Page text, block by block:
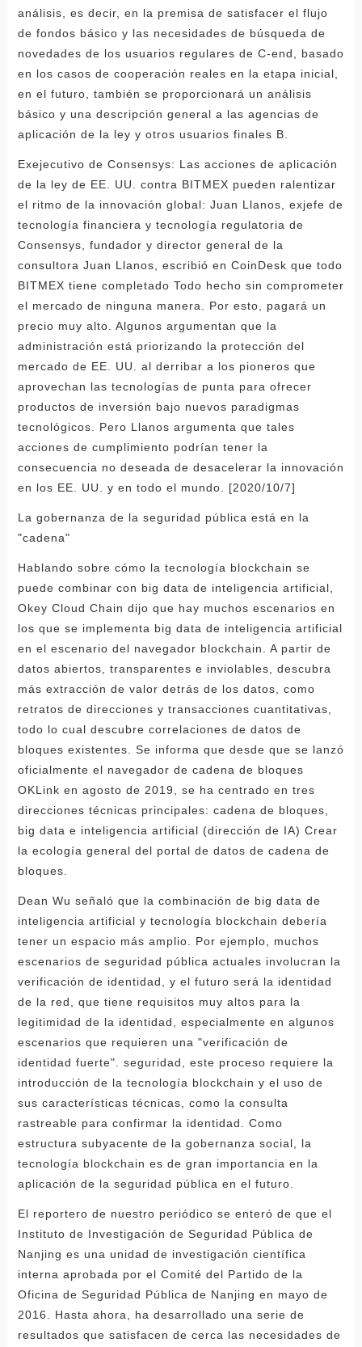
análisis, es decir, en la premisa de satisfacer el flujo
de fondos básico y las necesidades de búsqueda de
novedades de los usuarios regulares de C-end, basado
en los casos de cooperación reales en la etapa inicial,
en el futuro, también se proporcionará un análisis
básico y una descripción general a las agencias de
aplicación de la ley y otros usuarios finales B.
Exejecutivo de Consensys: Las acciones de aplicación
de la ley de EE. UU. contra BITMEX pueden ralentizar
el ritmo de la innovación global: Juan Llanos, exjefe de
tecnología financiera y tecnología regulatoria de
Consensys, fundador y director general de la
consultora Juan Llanos, escribió en CoinDesk que todo
BITMEX tiene completado Todo hecho sin comprometer
el mercado de ninguna manera. Por esto, pagará un
precio muy alto. Algunos argumentan que la
administración está priorizando la protección del
mercado de EE. UU. al derribar a los pioneros que
aprovechan las tecnologías de punta para ofrecer
productos de inversión bajo nuevos paradigmas
tecnológicos. Pero Llanos argumenta que tales
acciones de cumplimiento podrían tener la
consecuencia no deseada de desacelerar la innovación
en los EE. UU. y en todo el mundo. [2020/10/7]
La gobernanza de la seguridad pública está en la
"cadena"
Hablando sobre cómo la tecnología blockchain se
puede combinar con big data de inteligencia artificial,
Okey Cloud Chain dijo que hay muchos escenarios en
los que se implementa big data de inteligencia artificial
en el escenario del navegador blockchain. A partir de
datos abiertos, transparentes e inviolables, descubra
más extracción de valor detrás de los datos, como
retratos de direcciones y transacciones cuantitativas,
todo lo cual descubre correlaciones de datos de
bloques existentes. Se informa que desde que se lanzó
oficialmente el navegador de cadena de bloques
OKLink en agosto de 2019, se ha centrado en tres
direcciones técnicas principales: cadena de bloques,
big data e inteligencia artificial (dirección de IA) Crear
la ecología general del portal de datos de cadena de
bloques.
Dean Wu señaló que la combinación de big data de
inteligencia artificial y tecnología blockchain debería
tener un espacio más amplio. Por ejemplo, muchos
escenarios de seguridad pública actuales involucran la
verificación de identidad, y el futuro será la identidad
de la red, que tiene requisitos muy altos para la
legitimidad de la identidad, especialmente en algunos
escenarios que requieren una "verificación de
identidad fuerte". seguridad, este proceso requiere la
introducción de la tecnología blockchain y el uso de
sus características técnicas, como la consulta
rastreable para confirmar la identidad. Como
estructura subyacente de la gobernanza social, la
tecnología blockchain es de gran importancia en la
aplicación de la seguridad pública en el futuro.
El reportero de nuestro periódico se enteró de que el
Instituto de Investigación de Seguridad Pública de
Nanjing es una unidad de investigación científica
interna aprobada por el Comité del Partido de la
Oficina de Seguridad Pública de Nanjing en mayo de
2016. Hasta ahora, ha desarrollado una serie de
resultados que satisfacen de cerca las necesidades de